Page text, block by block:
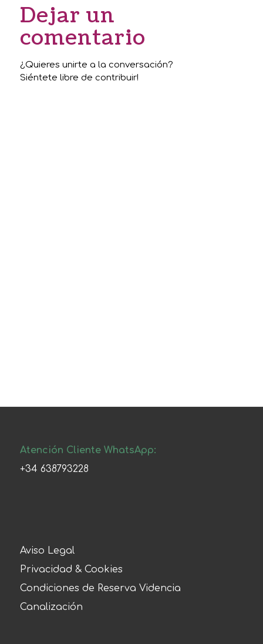
Dejar un
comentario
¿Quieres unirte a la conversación?
Siéntete libre de contribuir!
Atención Cliente WhatsApp:
+34 638793228
Aviso Legal
Privacidad & Cookies
Condiciones de Reserva Videncia
Canalización